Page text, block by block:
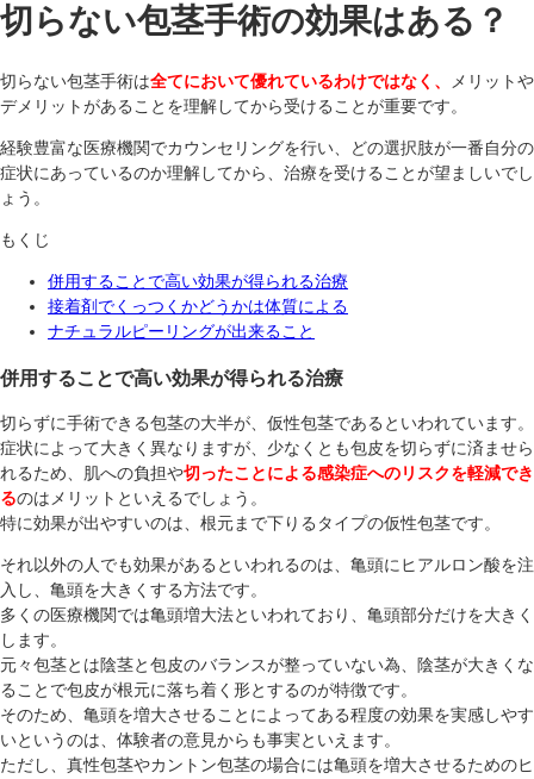
切らない包茎手術の効果はある？
切らない包茎手術は全てにおいて優れているわけではなく、
メリットや
デメリットがあることを理解してから受けることが重要です。
経験豊富な医療機関でカウンセリングを行い、どの選択肢が一番自分の
症状にあっているのか理解してから、治療を受けることが望ましいでし
ょう。
もくじ
併用することで高い効果が得られる治療
接着剤でくっつくかどうかは体質による
ナチュラルピーリングが出来ること
併用することで高い効果が得られる治療
切らずに手術できる包茎の大半が、仮性包茎であるといわれています。
症状によって大きく異なりますが、少なくとも包皮を切らずに済ませら
れるため、肌への負担や切ったことによる感染症へのリスクを軽減でき
るのはメリットといえるでしょう。
特に効果が出やすいのは、根元まで下りるタイプの仮性包茎です。
それ以外の人でも効果があるといわれるのは、亀頭にヒアルロン酸を注
入し、亀頭を大きくする方法です。
多くの医療機関では亀頭増大法といわれており、亀頭部分だけを大きく
します。
元々包茎とは陰茎と包皮のバランスが整っていない為、陰茎が大きくな
ることで包皮が根元に落ち着く形とするのが特徴です。
そのため、亀頭を増大させることによってある程度の効果を実感しやす
いというのは、体験者の意見からも事実といえます。
ただし、真性包茎やカントン包茎の場合には亀頭を増大させるためのヒ